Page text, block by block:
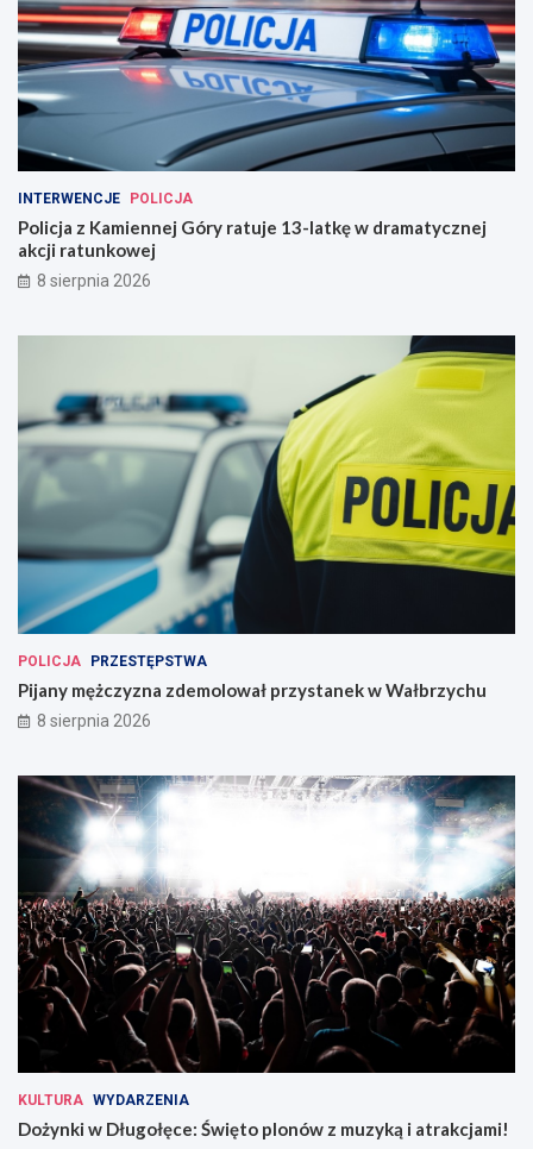
INTERWENCJE POLICJA
Policja z Kamiennej Góry ratuje 13-latkę w dramatycznej
akcji ratunkowej
8 sierpnia 2026
POLICJA PRZESTĘPSTWA
Pijany mężczyzna zdemolował przystanek w Wałbrzychu
8 sierpnia 2026
KULTURA WYDARZENIA
Dożynki w Długołęce: Święto plonów z muzyką i atrakcjami!